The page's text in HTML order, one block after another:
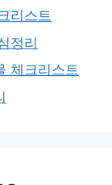
리스트
정리
체크리스트